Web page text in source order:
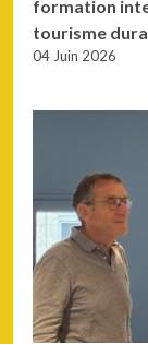
formation
tourisme
04 Juin 2026